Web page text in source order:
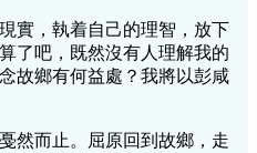
，執着自己的理智，放下
了吧，既然沒有人理解我的
故鄉有何益處？我將以彭咸
而止。屈原回到故鄉，走